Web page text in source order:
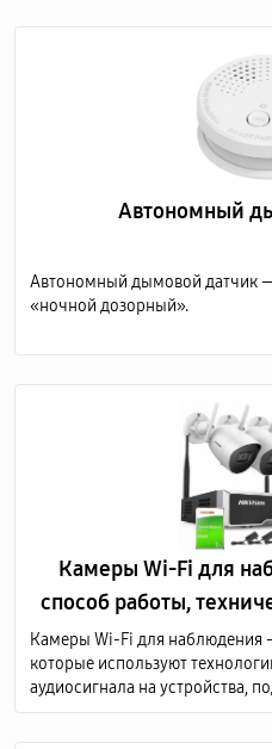
Автономный
Автономный дымовой датчик
«ночной дозорный».
Камеры Wi-Fi для
способ работы,
Камеры Wi-Fi для наблюдения
которые используют
аудиосигнала на устройства,
сети или через Интернет.